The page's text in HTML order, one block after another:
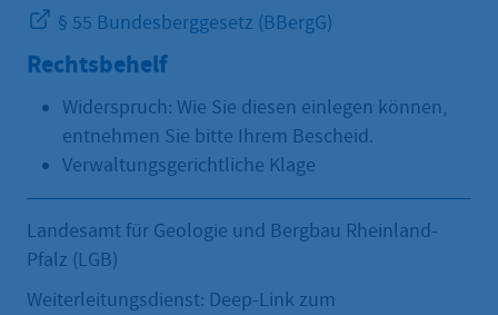
§ 55 Bundesberggesetz (BBergG)
Rechtsbehelf
Widerspruch: Wie Sie diesen einlegen können,
entnehmen Sie bitte Ihrem Bescheid.
Verwaltungsgerichtliche Klage
Landesamt für Geologie und Bergbau Rheinland-
Pfalz (LGB)
Weiterleitungsdienst: Deep-Link zum